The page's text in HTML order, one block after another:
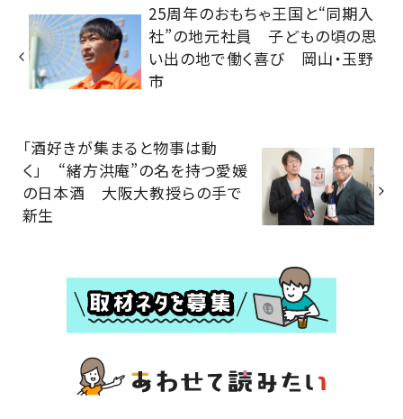
25周年のおもちゃ王国と“同期入
社”の地元社員 子どもの頃の思
い出の地で働く喜び 岡山・玉野
市
「酒好きが集まると物事は動
く」 “緒方洪庵”の名を持つ愛媛
の日本酒 大阪大教授らの手で
新生